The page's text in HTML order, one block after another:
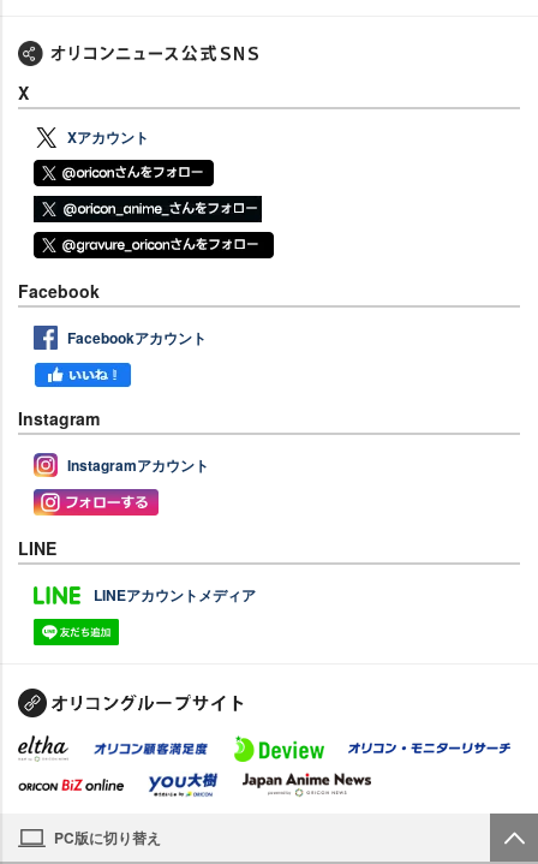
X
Xアカウント
Facebook
Facebookアカウント
Instagram
Instagramアカウント
LINE
LINEアカウントメディア
PC版に切り替え